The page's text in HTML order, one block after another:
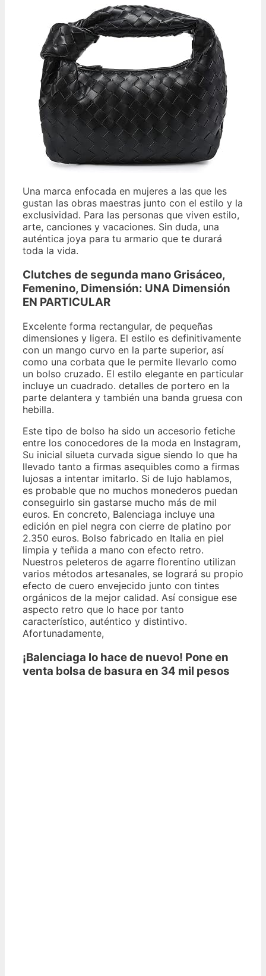
Una marca enfocada en mujeres a las que les
gustan las obras maestras junto con el estilo y la
exclusividad. Para las personas que viven estilo,
arte, canciones y vacaciones. Sin duda, una
auténtica joya para tu armario que te durará
toda la vida.
Clutches de segunda mano Grisáceo,
Femenino, Dimensión: UNA Dimensión
EN PARTICULAR
Excelente forma rectangular, de pequeñas
dimensiones y ligera. El estilo es definitivamente
con un mango curvo en la parte superior, así
como una corbata que le permite llevarlo como
un bolso cruzado. El estilo elegante en particular
incluye un cuadrado. detalles de portero en la
parte delantera y también una banda gruesa con
hebilla.
Este tipo de bolso ha sido un accesorio fetiche
entre los conocedores de la moda en Instagram,
Su inicial silueta curvada sigue siendo lo que ha
llevado tanto a firmas asequibles como a firmas
lujosas a intentar imitarlo. Si de lujo hablamos,
es probable que no muchos monederos puedan
conseguirlo sin gastarse mucho más de mil
euros. En concreto, Balenciaga incluye una
edición en piel negra con cierre de platino por
2.350 euros. Bolso fabricado en Italia en piel
limpia y teñida a mano con efecto retro.
Nuestros peleteros de agarre florentino utilizan
varios métodos artesanales, se logrará su propio
efecto de cuero envejecido junto con tintes
orgánicos de la mejor calidad. Así consigue ese
aspecto retro que lo hace por tanto
característico, auténtico y distintivo.
Afortunadamente,
¡Balenciaga lo hace de nuevo! Pone en
venta bolsa de basura en 34 mil pesos